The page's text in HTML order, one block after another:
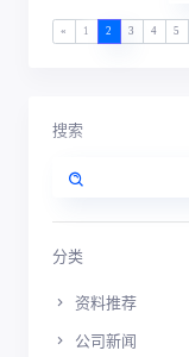
« 1 2 3 4 5
搜索
分类
资料推荐
公司新闻